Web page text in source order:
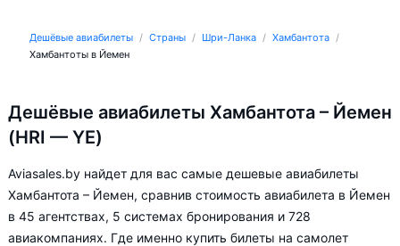
Дешёвые авиабилеты Страны Шри-Ланка
Хамбантота
Хамбантоты в Йемен
Дешёвые авиабилеты Хамбантота – Йемен
(HRI — YE)
Aviasales.by найдет для вас самые дешевые авиабилеты
Хамбантота – Йемен, сравнив стоимость авиабилета в Йемен
в 45 агентствах, 5 системах бронирования и 728
авиакомпаниях. Где именно купить билеты на самолет